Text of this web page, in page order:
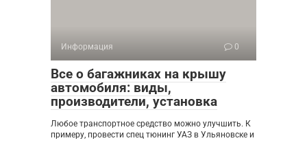
Информация 0
Все о багажниках на крышу
автомобиля: виды,
производители, установка
Любое транспортное средство можно улучшить. К
примеру, провести спец тюнинг УАЗ в Ульяновске и